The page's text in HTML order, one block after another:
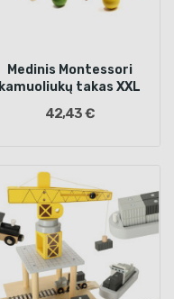
Medinis Montessori
kamuoliukų takas XXL
42,43 €